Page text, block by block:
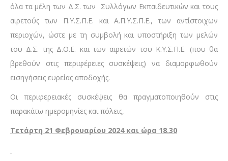
όλα τα μέλη των Δ.Σ. των Συλλόγων Εκπαιδευτικών και τους
αιρετούς των Π.Υ.Σ.Π.Ε. και Α.Π.Υ.Σ.Π.Ε., των αντίστοιχων
περιοχών, ώστε με τη συμβολή και υποστήριξη των μελών
του Δ.Σ. της Δ.Ο.Ε. και των αιρετών του Κ.Υ.Σ.Π.Ε. (που θα
βρεθούν στις περιφέρειες συσκέψεις) να διαμορφωθούν
εισηγήσεις ευρείας αποδοχής.
Οι περιφερειακές συσκέψεις θα πραγματοποιηθούν στις
παρακάτω ημερομηνίες και πόλεις,
Τετάρτη 21 Φεβρουαρίου 2024 και ώρα 18.30